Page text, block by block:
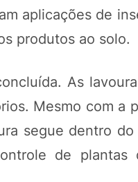
aplicações de
produtos ao solo.
As
Mesmo com a
segue dentro do
de plantas